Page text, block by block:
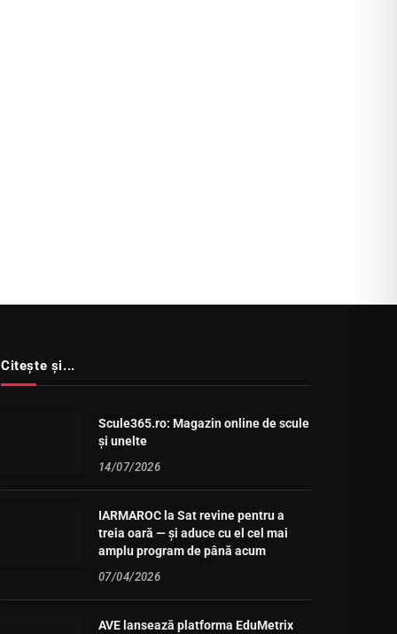
Citește și...
Scule365.ro: Magazin online de scule
și unelte
14/07/2026
IARMAROC la Sat revine pentru a
treia oară — și aduce cu el cel mai
amplu program de până acum
07/04/2026
AVE lansează platforma EduMetrix